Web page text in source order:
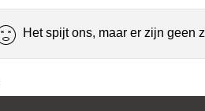
Het spijt ons, maar er zijn geen